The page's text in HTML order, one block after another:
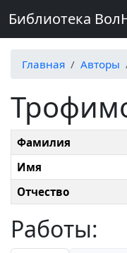
Библиотека
Главная Авторы
Фамилия
Имя
Отчество
Работы: